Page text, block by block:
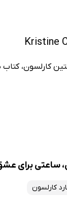
کارلسون،
ساعتی برای
کارلسون